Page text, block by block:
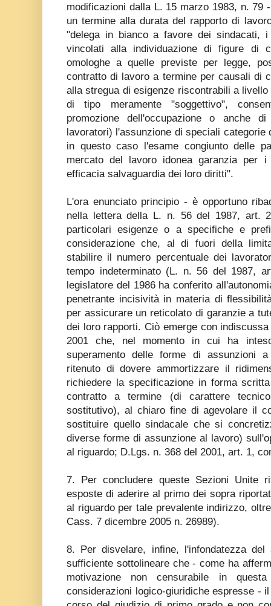
modificazioni dalla L. 15 marzo 1983, n. 79
un termine alla durata del rapporto di
"delega in bianco a favore dei sindacati,
vincolati alla individuazione di figure di
omologhe a quelle previste per legge,
contratto di lavoro a termine per causali di
alla stregua di esigenze riscontrabili a
di tipo meramente "soggettivo",
promozione dell'occupazione o anche
lavoratori) l'assunzione di speciali
in questo caso l'esame congiunto delle
mercato del lavoro idonea garanzia per
efficacia salvaguardia dei loro diritti".
L'ora enunciato principio - è opportuno
nella lettera della L. n. 56 del 1987, art.
particolari esigenze o a specifiche e
considerazione che, al di fuori della
stabilire il numero percentuale dei
tempo indeterminato (L. n. 56 del 1987,
legislatore del 1986 ha conferito
penetrante incisività in materia di
per assicurare un reticolato di garanzie a
dei loro rapporti. Ciò emerge con
2001 che, nel momento in cui ha
superamento delle forme di assunzioni
ritenuto di dovere ammortizzare il
richiedere la specificazione in forma
contratto a termine (di carattere
sostitutivo), al chiaro fine di agevolare il
sostituire quello sindacale che si
diverse forme di assunzione al lavoro)
al riguardo; D.Lgs. n. 368 del 2001, art. 1,
7. Per concludere queste Sezioni Unite
esposte di aderire al primo dei sopra
al riguardo per tale prevalente indirizzo,
Cass. 7 dicembre 2005 n. 26989).
8. Per disvelare, infine, l'infondatezza
sufficiente sottolineare che - come ha
motivazione non censurabile in
considerazioni logico-giuridiche espresse -